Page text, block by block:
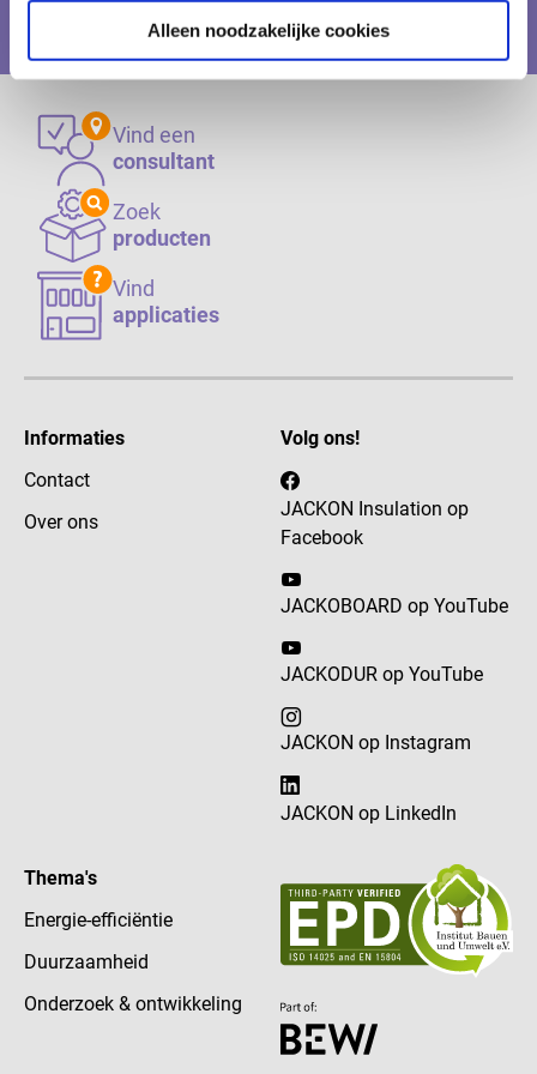
Alleen noodzakelijke cookies
Vind een
consultant
Zoek
producten
Vind
applicaties
Informaties
Contact
Over ons
Volg ons!
JACKON Insulation op
Facebook
JACKOBOARD op YouTube
JACKODUR op YouTube
JACKON op Instagram
JACKON op LinkedIn
Thema's
Energie-efficiëntie
Duurzaamheid
Onderzoek & ontwikkeling